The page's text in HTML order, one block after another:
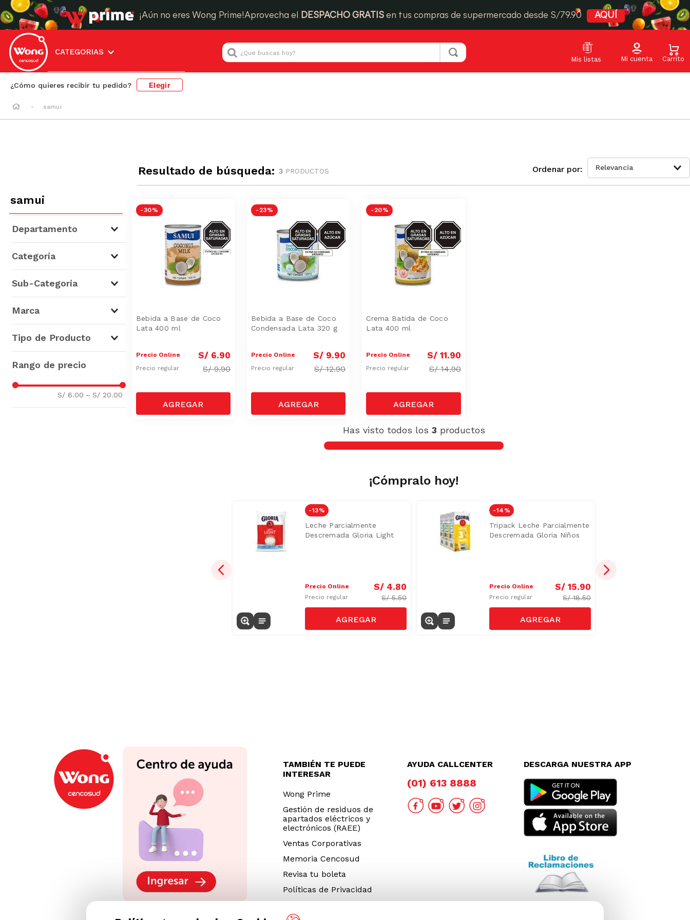
¡Aún no eres Wong Prime!Aprovecha el DESPACHO GRATIS en tus compras de supermercado desde S/79.90 AQUÍ
CATEGORIAS
¿Que buscas hoy?
¿Cómo quieres recibir tu pedido? Elegir
samui
Resultado de búsqueda: 3 PRODUCTOS Relevancia
samui
Departamento
Lácteos
Categoría
1)
Sub-Categoría
Complementos de
Decoración (1)
Leches Alternativas
Leches Condensadas (1)
Marca
Tipo de Producto
Crema de Coco
Leche Concentrada (1)
S/ 6.00 – S/ 20.00
-30 %
GRASAS-
SAT
Bebida a Base de Coco
Lata 400 ml
Precio Online S/ 6.90
Precio regular S/9.90
-23 %
AZUCAR/GRASAS-
SAT
Bebida a Base de Coco
Condensada Lata 320 g
Precio Online S/ 9.90
Precio regular S/12.90
-20 %
AZUCAR/GRASAS-
SAT
Crema Batida de Coco
Lata 400 ml
Precio Online S/ 11.90
Precio regular S/14.90
Has visto todos los 3 productos
¡Cómpralo hoy!
-13 %
Leche Parcialmente
Descremada Gloria Light
Precio Online S/ 4.80
Precio regular S/5.50
-14 %
Tripack Leche Parcialmente
Descremada Gloria Niños
Precio Online S/ 15.90
Precio regular S/18.50
TAMBIÉN TE PUEDE
INTERESAR
Wong Prime
Gestión de residuos de
apartados eléctricos y
electrónicos (RAEE)
Ventas Corporativas
Memoria Cencosud
Revisa tu boleta
Políticas de Privacidad
AYUDA CALLCENTER
(01) 613 8888
DESCARGA NUESTRA APP